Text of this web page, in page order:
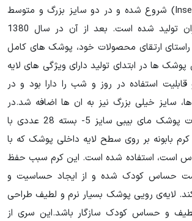
تولید پوشک پد (Insert) شروع شده و در دو سایز بزرگ و متوسط
برای دختران و پسران تولید شده است. بعد از آن در سال 1380
ارتقای محصولات خود، پوشک های کامل
پوشک ها در ابتدای تولید دارای ویژگی های لایه
استفاده در روز و شب را دارا بود و در
سایز خیلی بزرگ نیز به ان ها اضافه شد.در
جدیدترین محصولات پوشک مای بیبی سایز 5- بسته 28 عددی با
بابونه بر روی سطح لایه داخلی پوشک که با
است، استفاده شده است. این کرم سبب حفظ
حساس کودک شده و از ایجاد حساسیت و
لایه‌ی رویی پوشک بسیار نرم و لطیف طراحی
و حساس کودک سازگار باشد.این سری از